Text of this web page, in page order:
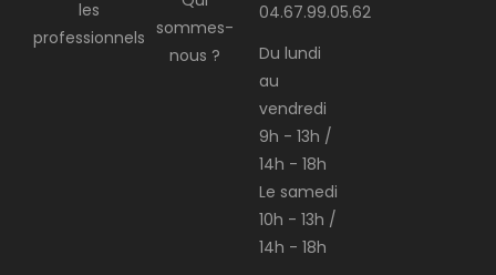
les
professionnels sommes-
nous ?
04.67.99.05.62
Du lundi
au
vendredi
9h - 13h /
14h - 18h
Le samedi
10h - 13h /
14h - 18h